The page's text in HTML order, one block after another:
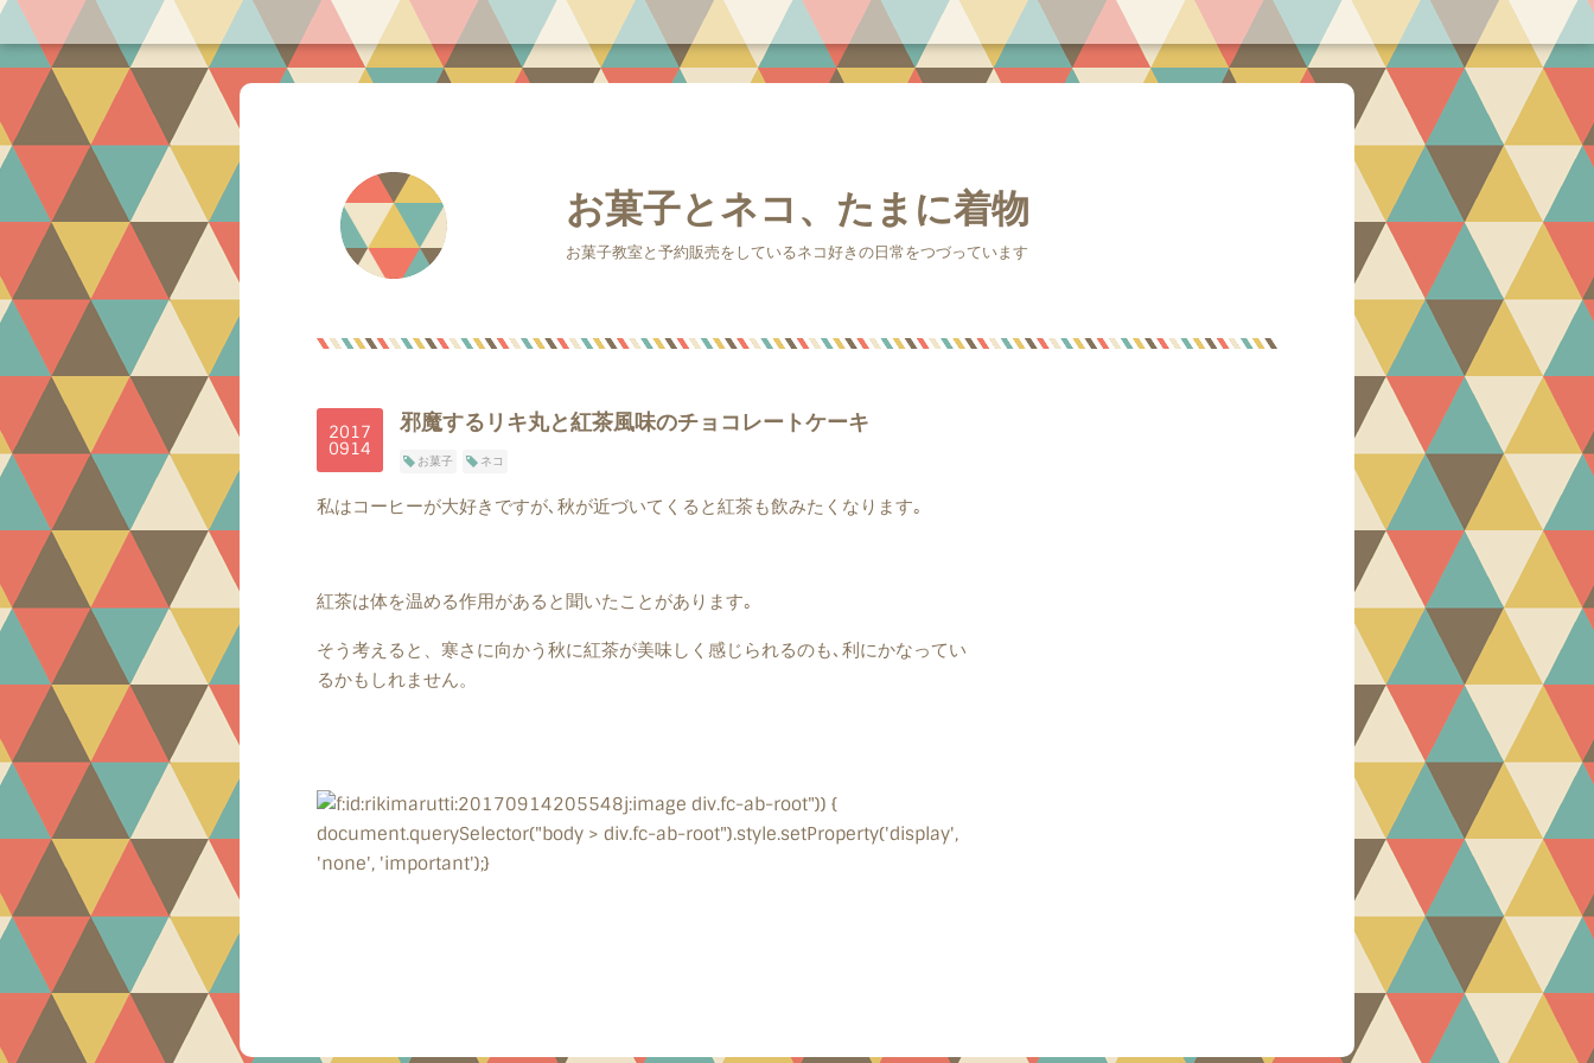
お菓子とネコ、たまに着物
お菓子教室と予約販売をしているネコ好きの日常をつづっています
2017
0914
邪魔するリキ丸と紅茶風味のチョコレートケーキ
お菓子 ネコ
私はコーヒーが大好きですが､秋が近づいてくると紅茶も飲みたくなります｡
紅茶は体を温める作用があると聞いたことがあります｡
そう考えると、寒さに向かう秋に紅茶が美味しく感じられるのも､利にかなってい
るかもしれません。
div.fc-ab-root")) {
document.querySelector("body > div.fc-ab-root").style.setProperty('display',
'none', 'important');}